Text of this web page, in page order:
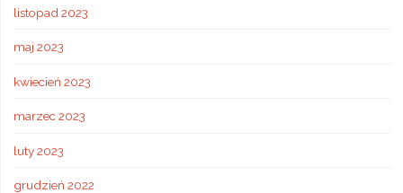
listopad 2023
maj 2023
kwiecień 2023
marzec 2023
luty 2023
grudzień 2022